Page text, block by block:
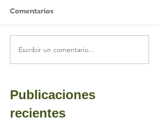
Comentarios
Escribir un comentario...
Publicaciones
recientes